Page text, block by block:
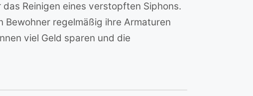
Reinigen eines verstopften Siphons.
regelmäßig ihre Armaturen
viel Geld sparen und die